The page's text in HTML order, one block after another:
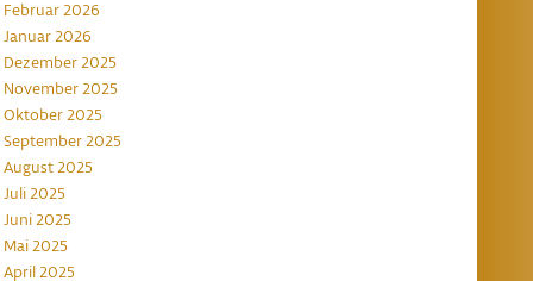
Februar 2026
Januar 2026
Dezember 2025
November 2025
Oktober 2025
September 2025
August 2025
Juli 2025
Juni 2025
Mai 2025
April 2025